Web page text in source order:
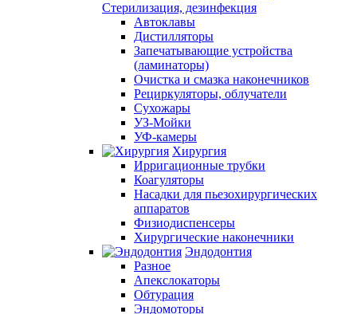
Стерилизация, дезинфекция
Автоклавы
Дистилляторы
Запечатывающие устройства
(ламинаторы)
Очистка и смазка наконечников
Рециркуляторы, облучатели
Сухожары
УЗ-Мойки
УФ-камеры
Хирургия
Ирригационные трубки
Коагуляторы
Насадки для пьезохирургических
аппаратов
Физиодиспенсеры
Хирургические наконечники
Эндодонтия
Разное
Апекслокаторы
Обтурация
Эндомоторы